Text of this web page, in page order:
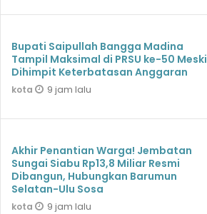
Bupati Saipullah Bangga Madina
Tampil Maksimal di PRSU ke-50 Meski
Dihimpit Keterbatasan Anggaran
kota 9 jam lalu
Akhir Penantian Warga! Jembatan
Sungai Siabu Rp13,8 Miliar Resmi
Dibangun, Hubungkan Barumun
Selatan-Ulu Sosa
kota 9 jam lalu